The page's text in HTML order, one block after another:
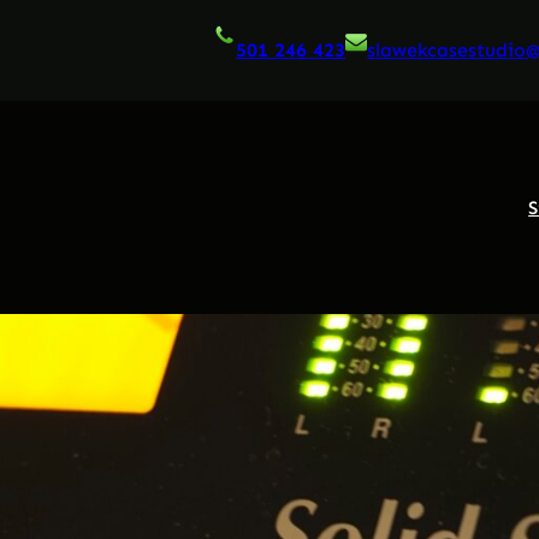
501 246 423